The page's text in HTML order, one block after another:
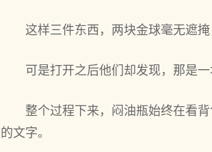
这样三件东西，两块金球毫无遮
可是打开之后他们却发现，那是
整个过程下来，闷油瓶始终在看
的文字。